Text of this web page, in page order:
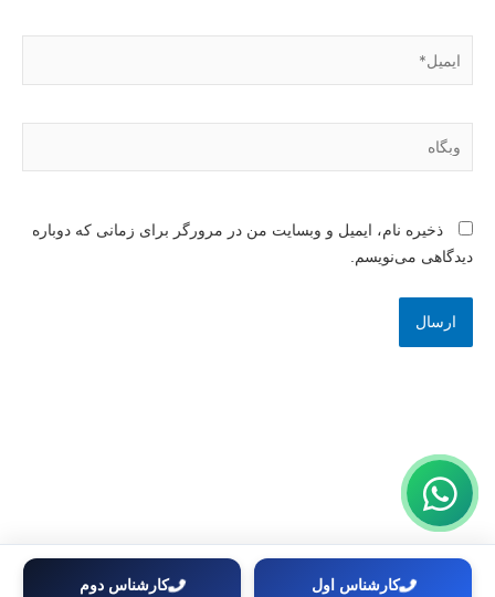
ذخیره نام، ایمیل و وبسایت من در مرورگر برای زمانی که دوباره
دیدگاهی می‌نویسم.
کارشناس اول کارشناس دوم